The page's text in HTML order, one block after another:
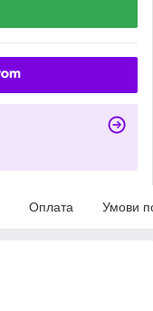
Оплата Умови